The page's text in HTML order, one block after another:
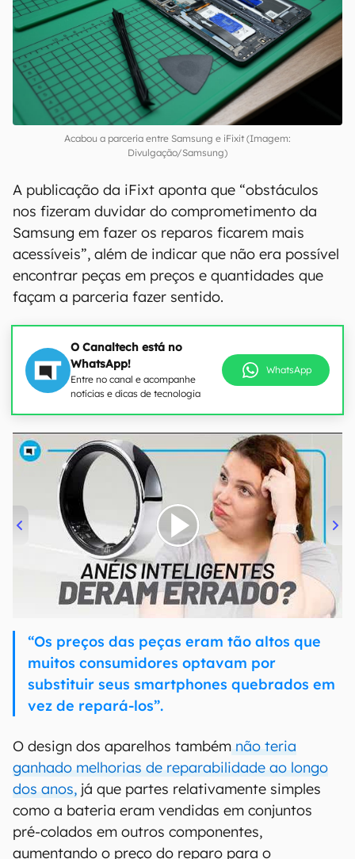
Acabou a parceria entre Samsung e iFixit (Imagem:
Divulgação/Samsung)
A publicação da iFixt aponta que “obstáculos
nos fizeram duvidar do comprometimento da
Samsung em fazer os reparos ficarem mais
acessíveis”, além de indicar que não era possível
encontrar peças em preços e quantidades que
façam a parceria fazer sentido.
O Canaltech está no
WhatsApp!
Entre no canal e acompanhe
notícias e dicas de tecnologia
WhatsApp
00:00/21:11
“Os preços das peças eram tão altos que
muitos consumidores optavam por
substituir seus smartphones quebrados em
vez de repará-los”.
O design dos aparelhos também não teria
ganhado melhorias de reparabilidade ao longo
dos anos, já que partes relativamente simples
como a bateria eram vendidas em conjuntos
pré-colados em outros componentes,
aumentando o preço do reparo para o